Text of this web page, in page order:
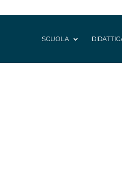
SCUOLA